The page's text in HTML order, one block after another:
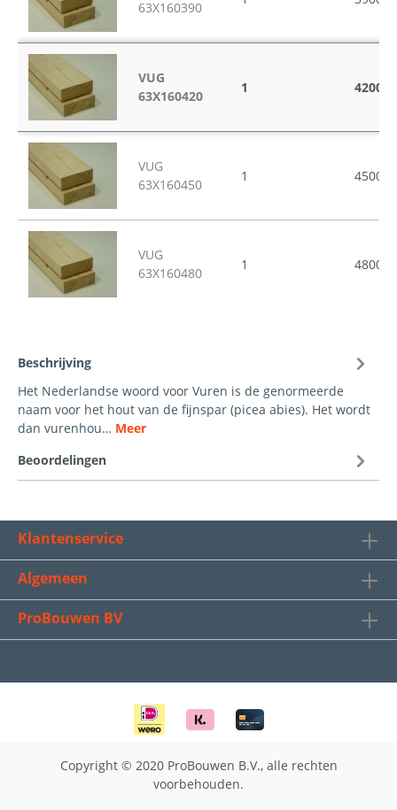
63X160390
VUG
63X160420
1 4200
VUG
63X160450
1 4500
VUG
63X160480
1 4800
Beschrijving
Het Nederlandse woord voor Vuren is de genormeerde
naam voor het hout van de fijnspar (picea abies). Het wordt
dan vurenhou… Meer
Beoordelingen
Klantenservice
Algemeen
ProBouwen BV
Copyright © 2020 ProBouwen B.V., alle rechten
voorbehouden.